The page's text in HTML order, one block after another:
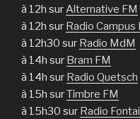
à 12h surAlternative FM
à 12h sur Radio Campus
à 12h30 sur Radio MdM
à 14h sur Bram FM
à 14h sur Radio Quetsch
à 15h surTimbre FM
à 15h30 sur Radio